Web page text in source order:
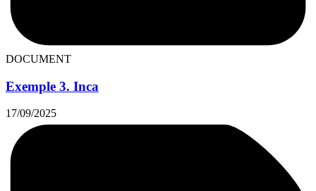
DOCUMENT
Exemple 3. Inca
17/09/2025